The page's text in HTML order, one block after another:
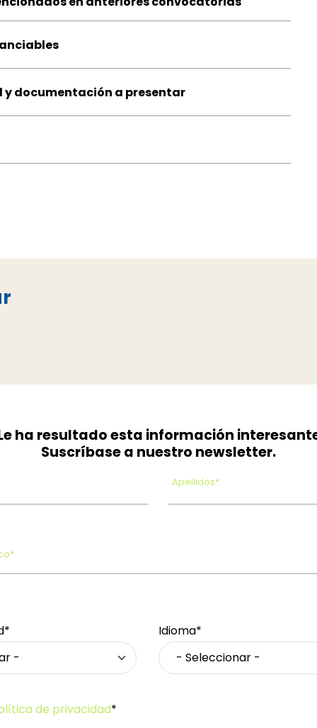
documentación a presentar
ha resultado esta información
Suscríbase a nuestro newsletter.
Apellidos*
Idioma*
de privacidad*